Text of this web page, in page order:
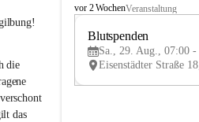
die
das
B
e
vor 2 WochenVeranstaltung
Blutspenden
Sa., 29. Aug., 07:00 -